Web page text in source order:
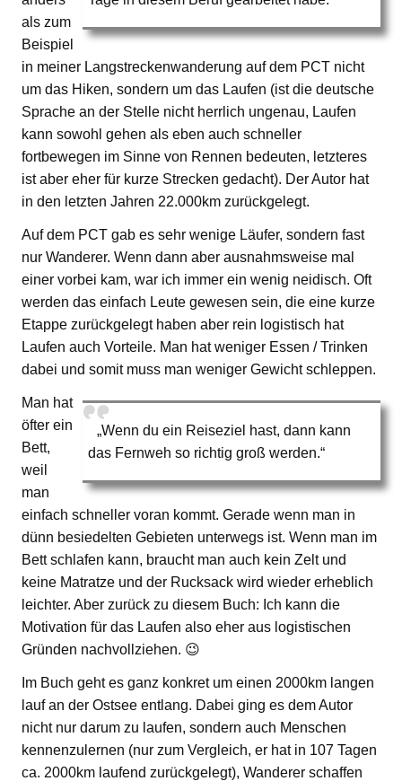
als zum
Beispiel
in meiner Langstreckenwanderung auf dem PCT nicht
um das Hiken, sondern um das Laufen (ist die deutsche
Sprache an der Stelle nicht herrlich ungenau, Laufen
kann sowohl gehen als eben auch schneller
fortbewegen im Sinne von Rennen bedeuten, letzteres
ist aber eher für kurze Strecken gedacht). Der Autor hat
in den letzten Jahren 22.000km zurückgelegt.
Auf dem PCT gab es sehr wenige Läufer, sondern fast
nur Wanderer. Wenn dann aber ausnahmsweise mal
einer vorbei kam, war ich immer ein wenig neidisch. Oft
werden das einfach Leute gewesen sein, die eine kurze
Etappe zurückgelegt haben aber rein logistisch hat
Laufen auch Vorteile. Man hat weniger Essen / Trinken
dabei und somit muss man weniger Gewicht schleppen.
„Wenn du ein Reiseziel hast, dann kann
das Fernweh so richtig groß werden.“
Man hat
öfter ein
Bett,
weil
man
einfach schneller voran kommt. Gerade wenn man in
dünn besiedelten Gebieten unterwegs ist. Wenn man im
Bett schlafen kann, braucht man auch kein Zelt und
keine Matratze und der Rucksack wird wieder erheblich
leichter. Aber zurück zu diesem Buch: Ich kann die
Motivation für das Laufen also eher aus logistischen
Gründen nachvollziehen. 😉
Im Buch geht es ganz konkret um einen 2000km langen
lauf an der Ostsee entlang. Dabei ging es dem Autor
nicht nur darum zu laufen, sondern auch Menschen
kennenzulernen (nur zum Vergleich, er hat in 107 Tagen
ca. 2000km laufend zurückgelegt), Wanderer schaffen